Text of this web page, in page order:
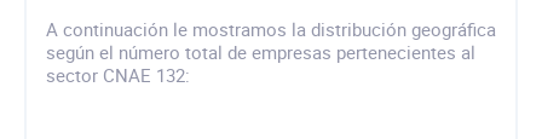
A continuación le mostramos la distribución geográfica
según el número total de empresas pertenecientes al
sector CNAE 132: